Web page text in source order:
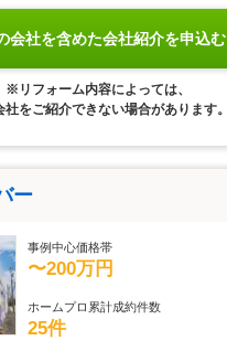
会社を含めた会社紹介を申込む
※リフォーム内容によっては、
社をご紹介できない場合があります。
ー
事例中心価格帯
〜200万円
ホームプロ累計成約件数
25件